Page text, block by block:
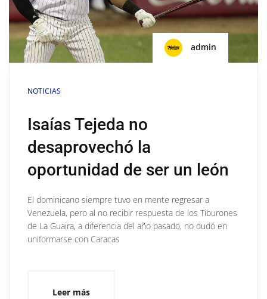
admin
NOTICIAS
Isaías Tejeda no
desaprovechó la
oportunidad de ser un león
El dominicano siempre tuvo en mente regresar a
Venezuela, pero al no recibir respuesta de los Tiburones
de La Guaira, a diferencia del año pasado, no dudó en
uniformarse con Caracas
Leer más